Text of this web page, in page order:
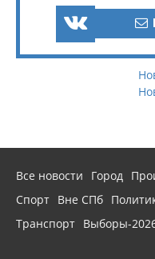
Все новости Город
Спорт Вне СПб
Транспорт Выборы-